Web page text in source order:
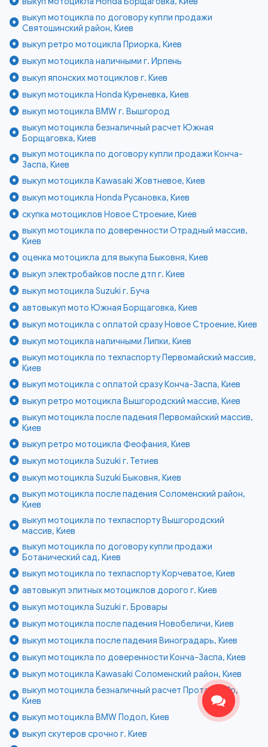
выкуп мотоцикла по договору купли продажи
Святошинский район, Киев
выкуп ретро мотоцикла Приорка, Киев
выкуп мотоцикла наличными г. Ирпень
выкуп японских мотоциклов г. Киев
выкуп мотоцикла Honda Куреневка, Киев
выкуп мотоцикла BMW г. Вышгород
выкуп мотоцикла безналичный расчет Южная
Борщаговка, Киев
выкуп мотоцикла по договору купли продажи Конча-
Заспа, Киев
выкуп мотоцикла Kawasaki Жовтневое, Киев
выкуп мотоцикла Honda Русановка, Киев
скупка мотоциклов Новое Строение, Киев
выкуп мотоцикла по доверенности Отрадный массив,
Киев
оценка мотоцикла для выкупа Быковня, Киев
выкуп электробайков после дтп г. Киев
выкуп мотоцикла Suzuki г. Буча
автовыкуп мото Южная Борщаговка, Киев
выкуп мотоцикла с оплатой сразу Новое Строение, Киев
выкуп мотоцикла наличными Липки, Киев
выкуп мотоцикла по техпаспорту Первомайский массив,
Киев
выкуп мотоцикла с оплатой сразу Конча-Заспа, Киев
выкуп ретро мотоцикла Вышгородский массив, Киев
выкуп мотоцикла после падения Первомайский массив,
Киев
выкуп ретро мотоцикла Феофания, Киев
выкуп мотоцикла Suzuki г. Тетиев
выкуп мотоцикла Suzuki Быковня, Киев
выкуп мотоцикла после падения Соломенский район,
Киев
выкуп мотоцикла по техпаспорту Вышгородский
массив, Киев
выкуп мотоцикла по договору купли продажи
Ботанический сад, Киев
выкуп мотоцикла по техпаспорту Корчеватое, Киев
автовыкуп элитных мотоциклов дорого г. Киев
выкуп мотоцикла Suzuki г. Бровары
выкуп мотоцикла после падения Новобеличи, Киев
выкуп мотоцикла после падения Виноградарь, Киев
выкуп мотоцикла по доверенности Конча-Заспа, Киев
выкуп мотоцикла Kawasaki Соломенский район, Киев
выкуп мотоцикла безналичный расчет Протасов Яр,
Киев
выкуп мотоцикла BMW Подол, Киев
выкуп скутеров срочно г. Киев